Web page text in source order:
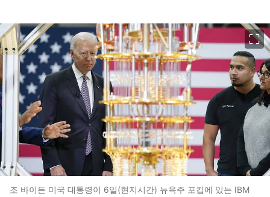
조 바이든 미국 대통령이 6일(현지시간) 뉴욕주 포킵에 있는 IBM